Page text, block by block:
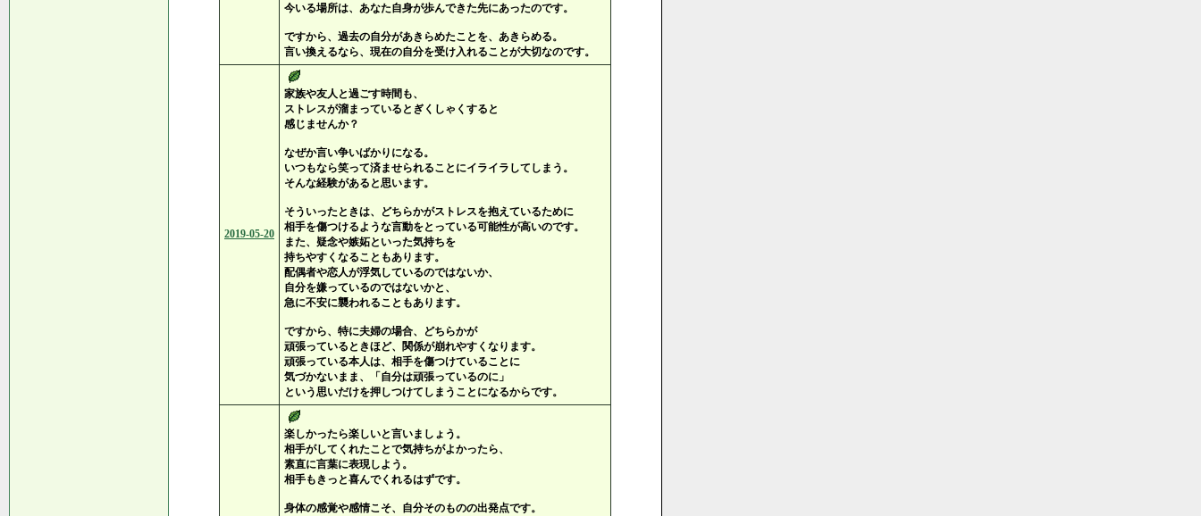
今いる場所は、あなた自身が歩んできた先にあったのです。
ですから、過去の自分があきらめたことを、あきらめる。
言い換えるなら、現在の自分を受け入れることが大切なのです。
2019-05-20
家族や友人と過ごす時間も、
ストレスが溜まっているとぎくしゃくすると
感じませんか？
なぜか言い争いばかりになる。
いつもなら笑って済ませられることにイライラしてしまう。
そんな経験があると思います。
そういったときは、どちらかがストレスを抱えているために
相手を傷つけるような言動をとっている可能性が高いのです。
また、疑念や嫉妬といった気持ちを
持ちやすくなることもあります。
配偶者や恋人が浮気しているのではないか、
自分を嫌っているのではないかと、
急に不安に襲われることもあります。
ですから、特に夫婦の場合、どちらかが
頑張っているときほど、関係が崩れやすくなります。
頑張っている本人は、相手を傷つけていることに
気づかないまま、「自分は頑張っているのに」
という思いだけを押しつけてしまうことになるからです。
楽しかったら楽しいと言いましょう。
相手がしてくれたことで気持ちがよかったら、
素直に言葉に表現しよう。
相手もきっと喜んでくれるはずです。
身体の感覚や感情こそ、自分そのものの出発点です。